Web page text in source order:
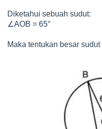
Diketahui sebuah sudut:
∠AOB = 65°
Maka tentukan besar sudut